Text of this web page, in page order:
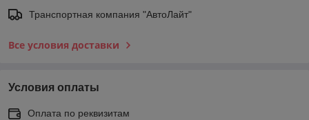
Транспортная компания "АвтоЛайт"
Все условия доставки
Условия оплаты
Оплата по реквизитам